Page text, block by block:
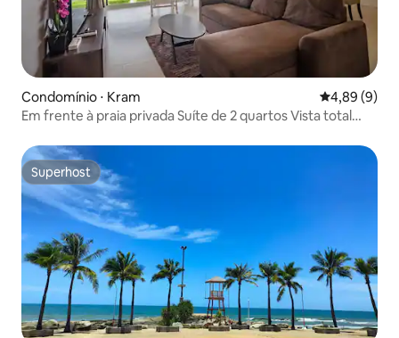
Condomínio ⋅ Kram 4,89 de uma
4,89 (9)
Em frente à praia privada Suíte de 2 quartos Vista total
Superhost
Superhost